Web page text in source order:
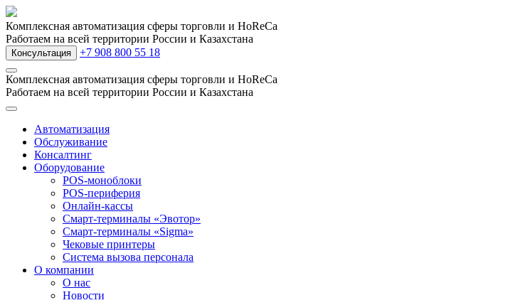
Комплексная автоматизация сферы торговли и HoReCa
Работаем на всей территории России и Казахстана
Консультация +7 908 800 55 18
Комплексная автоматизация сферы торговли и HoReCa
Работаем на всей территории России и Казахстана
Автоматизация
Обслуживание
Консалтинг
Оборудование
POS-моноблоки
POS-периферия
Онлайн-кассы
Смарт-терминалы «Эвотор»
Смарт-терминалы «Sigma»
Чековые принтеры
Система вызова персонала
О компании
О нас
Новости